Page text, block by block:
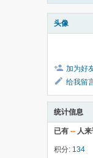
头像
加为好
给我留
统计信息
已有 -- 人
积分: 134